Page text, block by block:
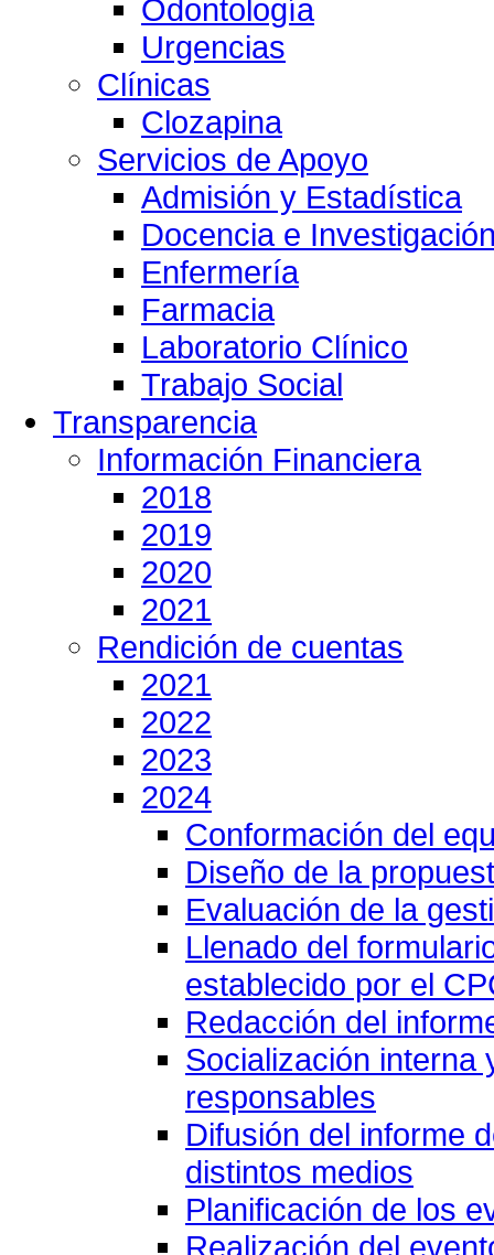
Odontología
Urgencias
Clínicas
Clozapina
Servicios de Apoyo
Admisión y Estadística
Docencia e
Enfermería
Farmacia
Laboratorio Clínico
Trabajo Social
Transparencia
Información Financiera
2018
2019
2020
2021
Rendición de cuentas
2021
2022
2023
2024
Conformación del
Diseño de la
Evaluación de la
Llenado del
establecido por el
Redacción del
Socialización interna
responsables
Difusión del informe
distintos medios
Planificación de los
Realización del